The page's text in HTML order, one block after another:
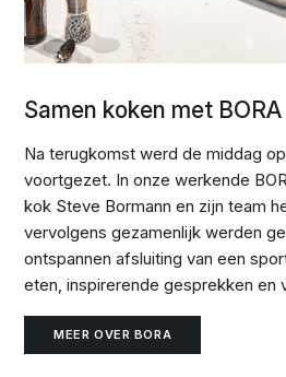
Samen koken met BORA
Na terugkomst werd de middag
voortgezet. In onze werkende
kok Steve Bormann en zijn team
vervolgens gezamenlijk werden
ontspannen afsluiting van een
eten, inspirerende gesprekken en
MEER OVER BORA